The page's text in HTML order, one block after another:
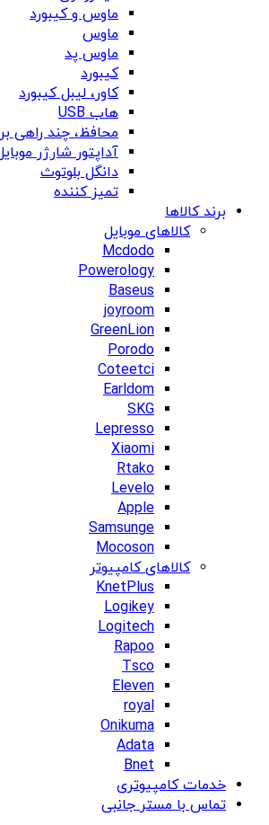
ماوس و کیبورد
ماوس
ماوس پد
کیبورد
کاور، لیبل کیبورد
هاب USB
محافظ، چند راهی
آداپتور شارژر
دانگل بلوتوث
تمیز کننده
برند کالاها
کالاهای موبایل
Mcdodo
Powerology
Baseus
joyroom
GreenLion
Porodo
Coteetci
Earldom
SKG
Lepresso
Xiaomi
Rtako
Levelo
Apple
Samsunge
Mocoson
کالاهای کامپیوتر
KnetPlus
Logikey
Logitech
Rapoo
Tsco
Eleven
royal
Onikuma
Adata
Bnet
خدمات کامپیوتری
تماس با مستر جانبی